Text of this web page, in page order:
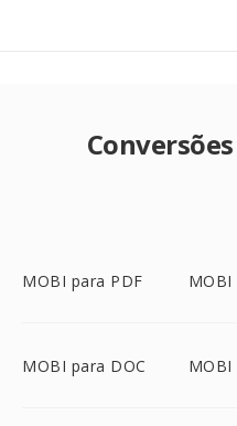
MOBI para PDF MOBI
MOBI para DOC MOBI